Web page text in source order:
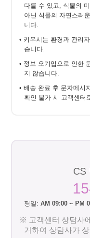
다를 수 있고, 식물의
아닌 식물의 자연스러
니다.
• 키우시는 환경과 관리
습니다.
• 정보 오기입으로 인한
지 않습니다.
• 배송 완료 후 문자메시
확인 불가 시 고객센터
CS
평일: AM 09:00 ~ PM
※ 고객센터 상담사
거하여 상담사가